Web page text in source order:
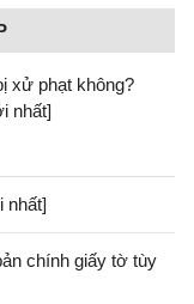
xử phạt không?
nhất]
nhất]
chính giấy tờ tùy